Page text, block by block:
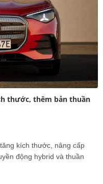
thước, thêm bản thuần
kích thước, nâng cấp
động hybrid và thuần